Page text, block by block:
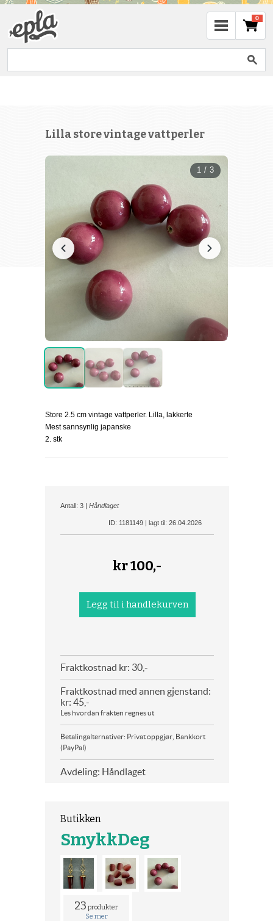
0
Lilla store vintage vattperler
1 / 3
Store 2.5 cm vintage vattperler. Lilla, lakkerte
Mest sannsynlig japanske
2. stk
Antall: 3 | Håndlaget
ID: 1181149 | lagt til: 26.04.2026
kr100,-
Fraktkostnad kr: 30,-
Fraktkostnad med annen gjenstand:
kr: 45,-
Les hvordan frakten regnes ut
Betalingalternativer: Privat oppgjør, Bankkort
(PayPal)
Avdeling: Håndlaget
Butikken
SmykkDeg
23 produkter
Se mer